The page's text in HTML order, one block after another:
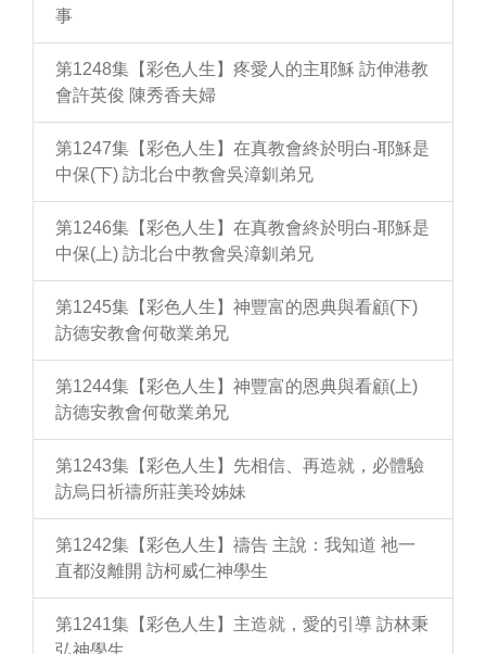
事
第1248集【彩色人生】疼愛人的主耶穌 訪伸港教
會許英俊 陳秀香夫婦
第1247集【彩色人生】在真教會終於明白-耶穌是
中保(下) 訪北台中教會吳漳釧弟兄
第1246集【彩色人生】在真教會終於明白-耶穌是
中保(上) 訪北台中教會吳漳釧弟兄
第1245集【彩色人生】神豐富的恩典與看顧(下)
訪德安教會何敬業弟兄
第1244集【彩色人生】神豐富的恩典與看顧(上)
訪德安教會何敬業弟兄
第1243集【彩色人生】先相信、再造就，必體驗
訪烏日祈禱所莊美玲姊妹
第1242集【彩色人生】禱告 主說：我知道 祂一
直都沒離開 訪柯威仁神學生
第1241集【彩色人生】主造就，愛的引導 訪林秉
弘神學生